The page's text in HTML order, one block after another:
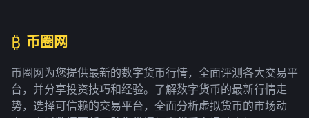
₿ 币圈网
币圈网为您提供最新的数字货币行情，全面评测各大交易平
台，并分享投资技巧和经验。了解数字货币的最新行情走
势，选择可信赖的交易平台，全面分析虚拟货币的市场动